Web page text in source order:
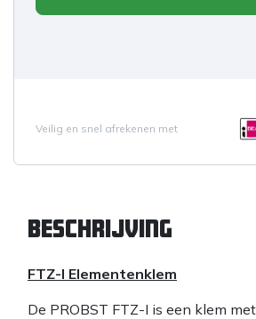
Veilig en snel afrekenen met
Beschrijving
FTZ-I Elementenklem
De PROBST FTZ-I is een klem